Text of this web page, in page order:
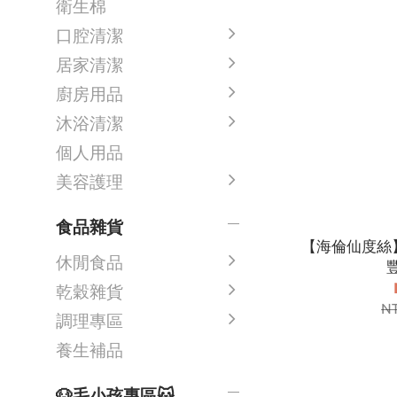
衛生棉
口腔清潔
居家清潔
廚房用品
沐浴清潔
個人用品
美容護理
食品雜貨
休閒食品
乾穀雜貨
調理專區
養生補品
【海倫仙度